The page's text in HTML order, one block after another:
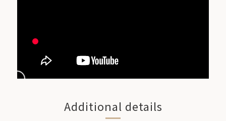
Additional details